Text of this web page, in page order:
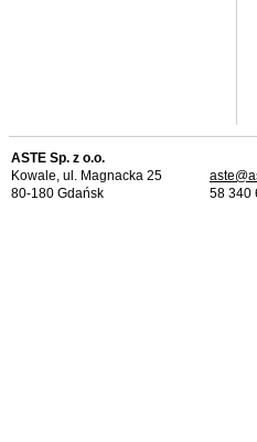
ASTE Sp. z o.o.
Kowale, ul. Magnacka 25
80-180 Gdańsk
58 340